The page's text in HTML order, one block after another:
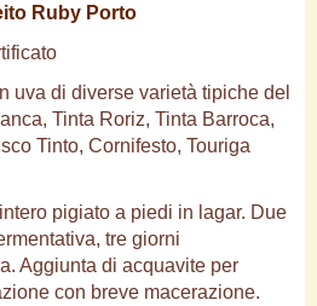
Ruby Porto
uva di diverse varietà tipiche del
Tinta Roriz, Tinta Barroca,
Tinto, Cornifesto, Touriga
pigiato a piedi in lagar. Due
tre giorni
Aggiunta di acquavite per
con breve macerazione.